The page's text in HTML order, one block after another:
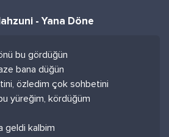
- Yana Döne
bu gördüğün
bana düğün
özledim çok sohbetini
yüreğim, kördüğüm
geldi kalbim